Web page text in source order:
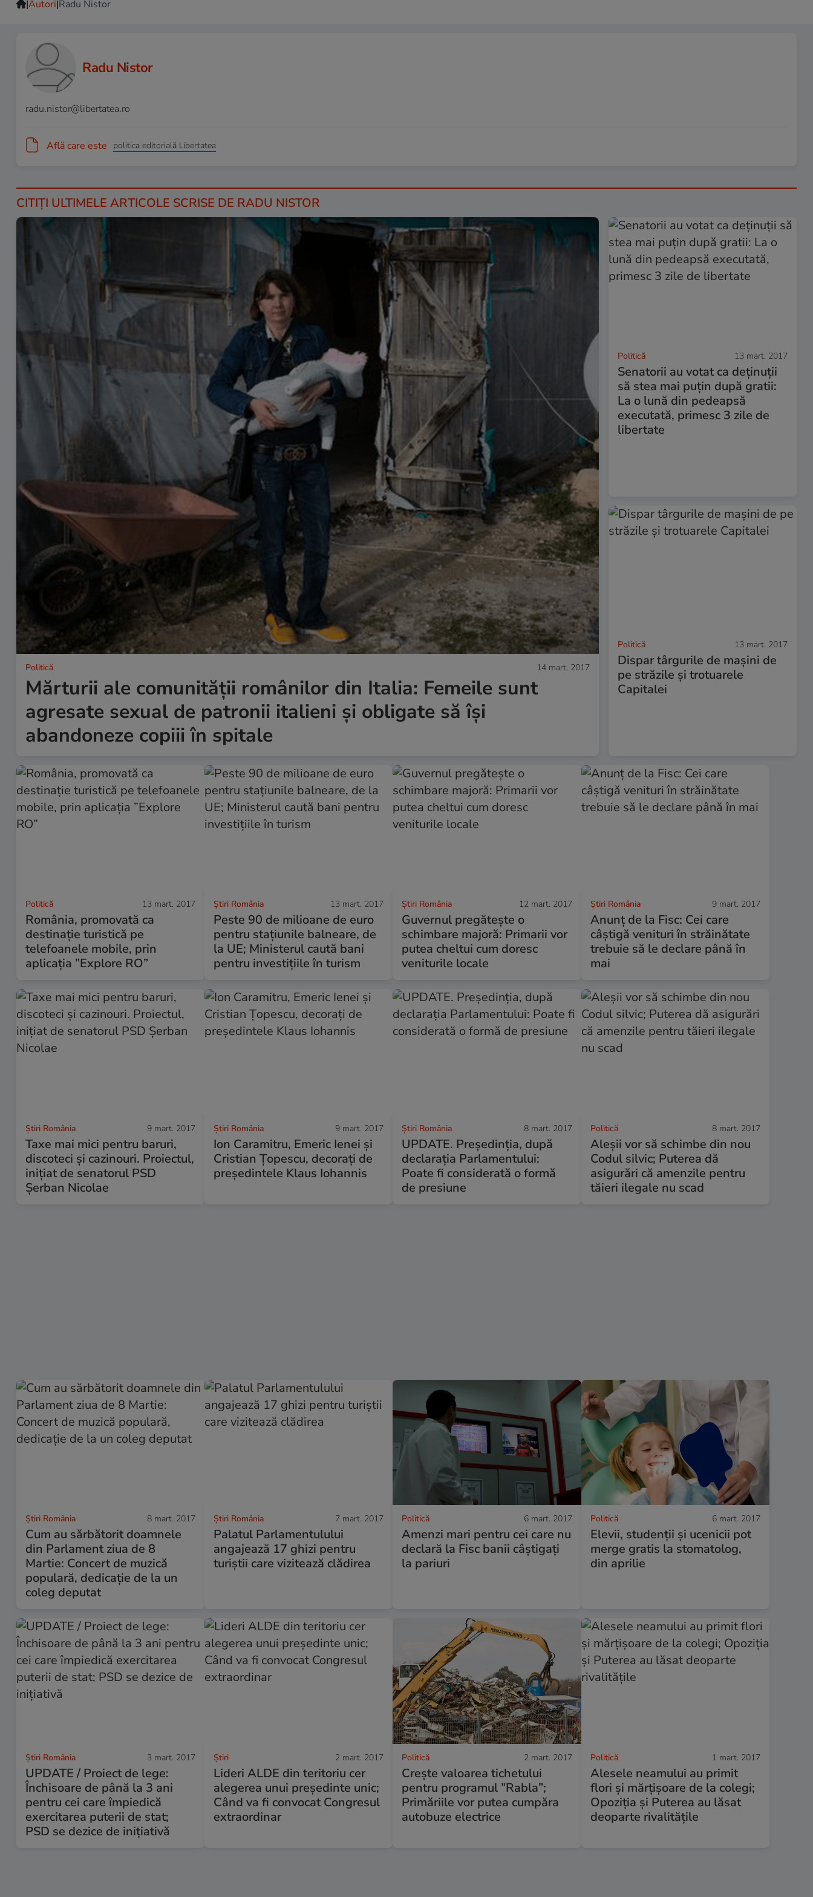
|Autori|Radu Nistor
Radu Nistor
radu.nistor@libertatea.ro
Află care este politica editorială Libertatea
CITIȚI ULTIMELE ARTICOLE SCRISE DE RADU NISTOR
Politică 14 mart. 2017
Mărturii ale comunității românilor din Italia: Femeile sunt
agresate sexual de patronii italieni și obligate să își
abandoneze copiii în spitale
Politică 13 mart. 2017
Senatorii au votat ca deținuții
să stea mai puțin după gratii:
La o lună din pedeapsă
executată, primesc 3 zile de
libertate
Politică 13 mart. 2017
Dispar târgurile de mașini de
pe străzile și trotuarele
Capitalei
Politică 13 mart. 2017
România, promovată ca
destinație turistică pe
telefoanele mobile, prin
aplicația ”Explore RO”
Știri România 13 mart. 2017
Peste 90 de milioane de euro
pentru stațiunile balneare, de
la UE; Ministerul caută bani
pentru investițiile în turism
Știri România 12 mart. 2017
Guvernul pregătește o
schimbare majoră: Primarii vor
putea cheltui cum doresc
veniturile locale
Știri România 9 mart. 2017
Anunț de la Fisc: Cei care
câștigă venituri în străinătate
trebuie să le declare până în
mai
Știri România 9 mart. 2017
Taxe mai mici pentru baruri,
discoteci și cazinouri. Proiectul,
inițiat de senatorul PSD
Șerban Nicolae
Știri România 9 mart. 2017
Ion Caramitru, Emeric Ienei și
Cristian Țopescu, decorați de
președintele Klaus Iohannis
Știri România 8 mart. 2017
UPDATE. Preşedinţia, după
declaraţia Parlamentului:
Poate fi considerată o formă
de presiune
Politică 8 mart. 2017
Aleșii vor să schimbe din nou
Codul silvic; Puterea dă
asigurări că amenzile pentru
tăieri ilegale nu scad
Știri România 8 mart. 2017
Cum au sărbătorit doamnele
din Parlament ziua de 8
Martie: Concert de muzică
populară, dedicație de la un
coleg deputat
Știri România 7 mart. 2017
Palatul Parlamentulului
angajează 17 ghizi pentru
turiștii care vizitează clădirea
Politică 6 mart. 2017
Amenzi mari pentru cei care nu
declară la Fisc banii câștigați
la pariuri
Politică 6 mart. 2017
Elevii, studenții și ucenicii pot
merge gratis la stomatolog,
din aprilie
Știri România 3 mart. 2017
UPDATE / Proiect de lege:
Închisoare de până la 3 ani
pentru cei care împiedică
exercitarea puterii de stat;
PSD se dezice de inițiativă
Ştiri 2 mart. 2017
Lideri ALDE din teritoriu cer
alegerea unui președinte unic;
Când va fi convocat Congresul
extraordinar
Politică 2 mart. 2017
Crește valoarea tichetului
pentru programul ”Rabla”;
Primăriile vor putea cumpăra
autobuze electrice
Politică 1 mart. 2017
Alesele neamului au primit
flori și mărțișoare de la colegi;
Opoziția și Puterea au lăsat
deoparte rivalitățile